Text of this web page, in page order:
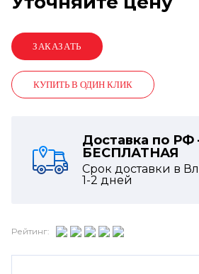
КУПИТЬ В ОДИН КЛИК
Доставка по
БЕСПЛАТНАЯ
Срок доставки в
1-2 дней
Рейтинг: